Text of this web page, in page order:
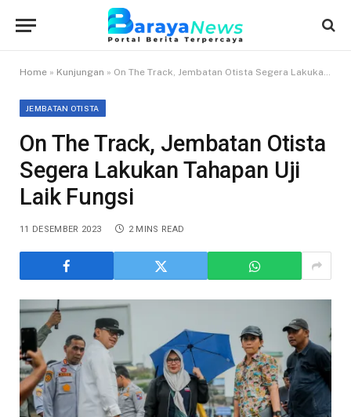
Home » Kunjungan » On The Track, Jembatan Otista Segera Lakukan Tahapan Uji Laik Fungsi
JEMBATAN OTISTA
On The Track, Jembatan Otista
Segera Lakukan Tahapan Uji
Laik Fungsi
11 DESEMBER 2023 2 MINS READ